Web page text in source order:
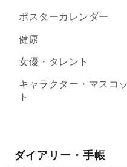
ポスターカレンダー
健康
女優・タレント
キャラクター・マスコッ
ト
ダイアリー・手帳